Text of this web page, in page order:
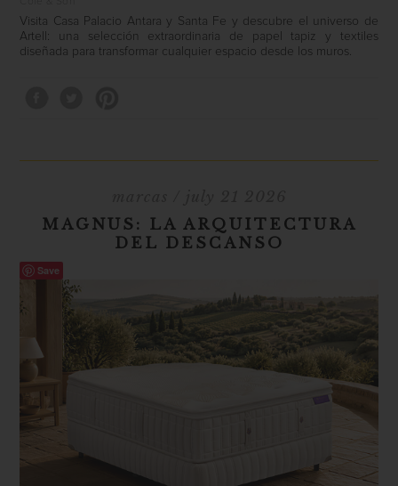
Visita Casa Palacio Antara y Santa Fe y descubre el universo de
Artell: una selección extraordinaria de papel tapiz y textiles
diseñada para transformar cualquier espacio desde los muros.
MAGNUS: LA ARQUITECTURA
DEL DESCANSO
Save